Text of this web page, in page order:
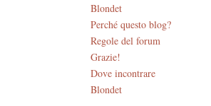
Blondet
Perché questo blog?
Regole del forum
Grazie!
Dove incontrare
Blondet